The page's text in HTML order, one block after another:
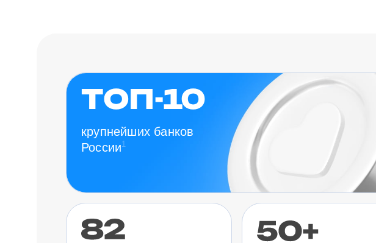
крупнейших банков
России1